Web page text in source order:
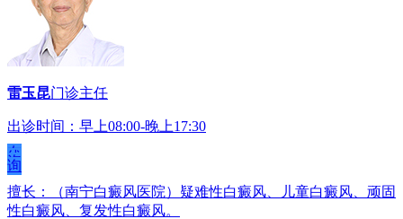
雷玉昆门诊主任
出诊时间：早上08:00-晚上17:30
在
线
咨
询
擅长：（南宁白癜风医院）疑难性白癜风、儿童白癜风、顽固
性白癜风、复发性白癜风。